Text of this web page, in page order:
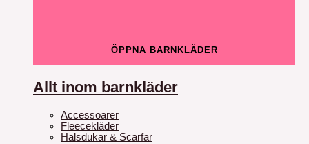
ÖPPNA BARNKLÄDER
Allt inom barnkläder
Accessoarer
Fleecekläder
Halsdukar & Scarfar